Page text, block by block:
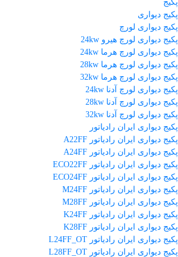
پکیج
پکیج دیواری
پکیج دیواری لورچ
پکیج دیواری لورچ هیرو 24kw
پکیج دیواری لورچ هرما 24kw
پکیج دیواری لورچ هرما 28kw
پکیج دیواری لورچ هرما 32kw
پکیج دیواری لورچ آدنا 24kw
پکیج دیواری لورچ آدنا 28kw
پکیج دیواری لورچ آدنا 32kw
پکیج دیواری ایران رادیاتور
پکیج دیواری ایران رادیاتور A22FF
پکیج دیواری ایران رادیاتور A24FF
پکیج دیواری ایران رادیاتور ECO22FF
پکیج دیواری ایران رادیاتور ECO24FF
پکیج دیواری ایران رادیاتور M24FF
پکیج دیواری ایران رادیاتور M28FF
پکیج دیواری ایران رادیاتور K24FF
پکیج دیواری ایران رادیاتور K28FF
پکیج دیواری ایران رادیاتور L24FF_OT
پکیج دیواری ایران رادیاتور L28FF_OT